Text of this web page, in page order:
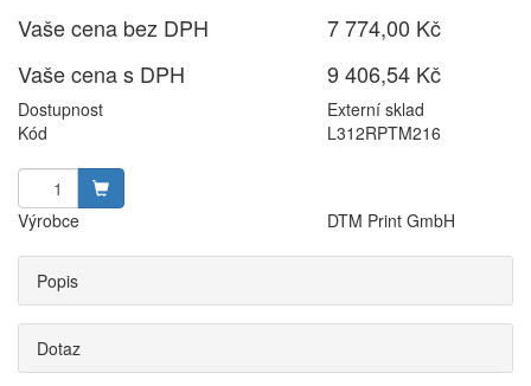
Vaše cena bez DPH
7 774,00 Kč
Vaše cena s DPH
9 406,54 Kč
Dostupnost
Externí sklad
Kód
L312RPTM216
Výrobce DTM Print GmbH
Popis
Dotaz